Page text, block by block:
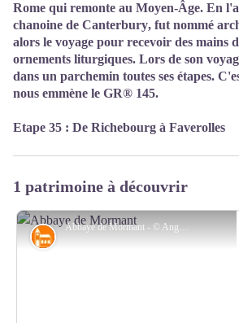
Rome qui remonte au Moyen-Âge. En
chanoine de Canterbury, fut nommé
alors le voyage pour recevoir des mains
ornements liturgiques. Lors de son
dans un parchemin toutes ses étapes.
nous emmène le GR® 145.
Etape 35 : De Richebourg à Faverolles
1 patrimoine à découvrir
Abbaye de Mormant - © Angélique Roze
Architecture